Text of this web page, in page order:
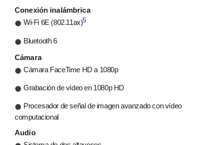
Conexión inalámbrica
Wi‑Fi 6E (802.11ax)5
Bluetooth 6
Cámara
Cámara FaceTime HD a 1080p
Grabación de vídeo en 1080p HD
Procesador de señal de imagen avanzado con vídeo
computacional
Audio